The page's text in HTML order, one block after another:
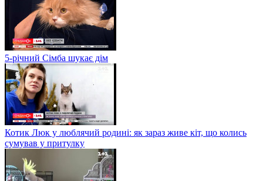
5-річний Сімба шукає дім
Котик Люк у люблячий родині: як зараз живе кіт, що колись
сумував у притулку